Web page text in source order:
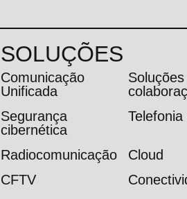
SOLUÇÕES
Comunicação
Unificada
Segurança
cibernética
Radiocomunicação
Cloud
CFTV